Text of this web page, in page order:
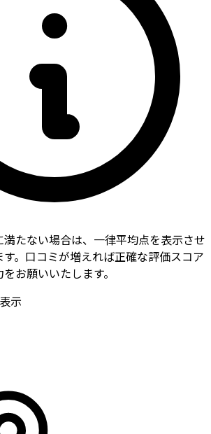
たない場合は、一律平均点を表示させ
。口コミが増えれば正確な評価スコア
お願いいたします。
示